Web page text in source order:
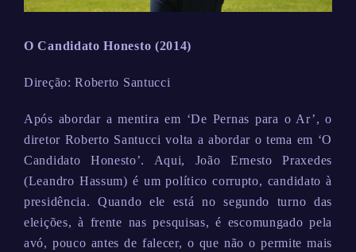
O Candidato Honesto (2014)
Direção: Roberto Santucci
Após abordar a mentira em ‘De Pernas para o Ar’, o
diretor Roberto Santucci volta a abordar o tema em ‘O
Candidato Honesto’. Aqui, João Ernesto Praxedes
(Leandro Hassum) é um político corrupto, candidato à
presidência. Quando ele está no segundo turno das
eleições, à frente nas pesquisas, é escomungado pela
avó, pouco antes de falecer, o que não o permite mais